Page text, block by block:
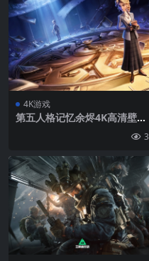
4K游戏
第五人格记忆余烬4K高清壁纸
3